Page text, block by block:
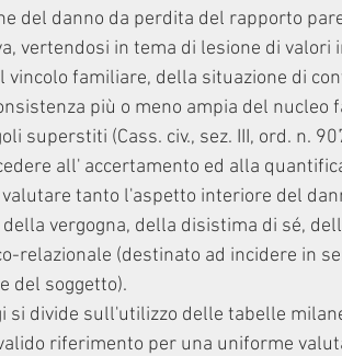
del danno da perdita del rapporto
vertendosi in tema di lesione di
familiare, della situazione di
più o meno ampia del nucleo
superstiti (Cass. civ., sez. III, ord. n.
all' accertamento ed alla
tanto l'aspetto interiore del
vergogna, della disistima di sé,
relazionale (destinato ad incidere in
del soggetto).
si divide sull'utilizzo delle tabelle
riferimento per una uniforme